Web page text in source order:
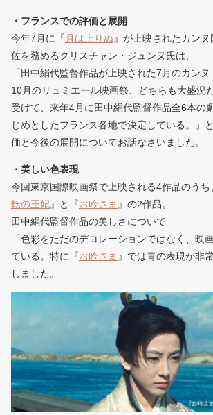
・フランスでの評価と展開
今年7月に『 月は上りぬ 』が上映されたカン
佐を務めるクリスチャン・ジュンヌ氏は、
「田中絹代監督作品が上映された7月のカンヌ
10月のリュミエール映画祭、どちらも大盛況
受けて、来年4月に田中絹代監督作品全6本の
じめとしたフランス各地で決定している。」
価と今後の展開についてお話なさいました。
・美しい色表現
今回東京国際映画祭で上映される4作品のう
転の王妃』と『お吟さま 』の2作品。
田中絹代監督作品の美しさについて
「色彩をただのデコレーションではなく、映
ている。特に『お吟さま 』では青の表現が非
しました。